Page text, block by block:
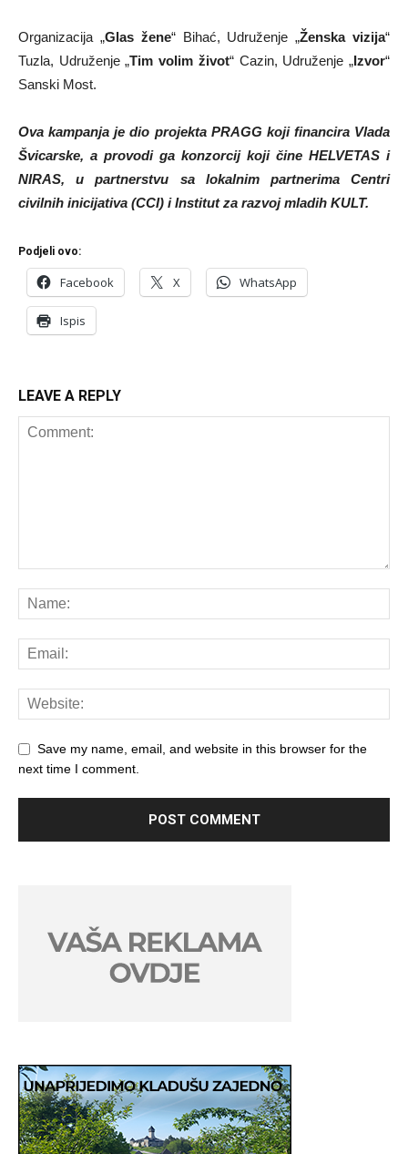
Organizacija „Glas žene“ Bihać, Udruženje „Ženska vizija“
Tuzla, Udruženje „Tim volim život“ Cazin, Udruženje „Izvor“
Sanski Most.
Ova kampanja je dio projekta PRAGG koji financira Vlada
Švicarske, a provodi ga konzorcij koji čine HELVETAS i
NIRAS, u partnerstvu sa lokalnim partnerima Centri
civilnih inicijativa (CCI) i Institut za razvoj mladih KULT.
Podjeli ovo:
Facebook X WhatsApp
Ispis
LEAVE A REPLY
Save my name, email, and website in this browser for the
next time I comment.